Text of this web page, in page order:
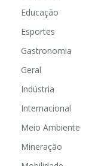
Educação
Esportes
Gastronomia
Geral
Indústria
Internacional
Meio Ambiente
Mineração